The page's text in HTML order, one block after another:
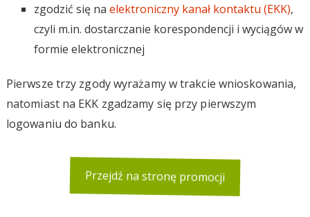
zgodzić się na elektroniczny kanał kontaktu (EKK),
czyli m.in. dostarczanie korespondencji i wyciągów w
formie elektronicznej
Pierwsze trzy zgody wyrażamy w trakcie wnioskowania,
natomiast na EKK zgadzamy się przy pierwszym
logowaniu do banku.
Przejdź na stronę promocji